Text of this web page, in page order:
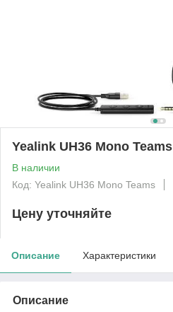
Yealink UH36 Mono Teams
В наличии
Код: Yealink UH36 Mono Teams
Цену уточняйте
Описание Характеристики
Описание